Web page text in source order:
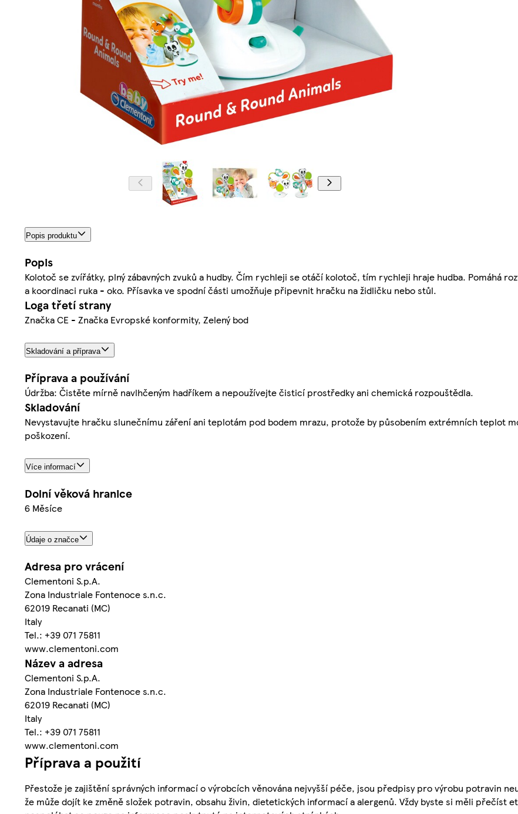
Popis produktu
Popis
Kolotoč se zvířátky, plný zábavných zvuků a hudby. Čím rychleji se otáčí kolotoč, tím rychleji hraje hudba. Pomáhá
a koordinaci ruka - oko. Přísavka ve spodní části umožňuje připevnit hračku na židličku nebo stůl.
Loga třetí strany
Značka CE - Značka Evropské konformity, Zelený bod
Skladování a příprava
Příprava a používání
Údržba: Čistěte mírně navlhčeným hadříkem a nepoužívejte čisticí prostředky ani chemická rozpouštědla.
Skladování
Nevystavujte hračku slunečnímu záření ani teplotám pod bodem mrazu, protože by působením extrémních teplot
poškození.
Více informací
Dolní věková hranice
6 Měsíce
Údaje o značce
Adresa pro vrácení
Clementoni S.p.A.
Zona Industriale Fontenoce s.n.c.
62019 Recanati (MC)
Italy
Tel.: +39 071 75811
www.clementoni.com
Název a adresa
Clementoni S.p.A.
Zona Industriale Fontenoce s.n.c.
62019 Recanati (MC)
Italy
Tel.: +39 071 75811
www.clementoni.com
Příprava a použití
Přestože je zajištění správných informací o výrobcích věnována nejvyšší péče, jsou předpisy pro výrobu potravin
že může dojít ke změně složek potravin, obsahu živin, dietetických informací a alergenů. Vždy byste si měli přečíst